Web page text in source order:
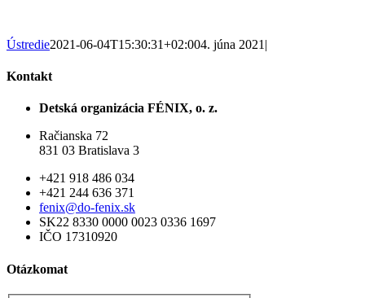
Ústredie2021-06-04T15:30:31+02:004. júna 2021 |
Kontakt
Detská organizácia FÉNIX, o. z.
Račianska 72
831 03 Bratislava 3
+421 918 486 034
+421 244 636 371
fenix@do-fenix.sk
SK22 8330 0000 0023 0336 1697
IČO 17310920
Otázkomat